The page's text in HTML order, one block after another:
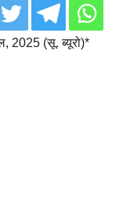
2025 (सू. ब्यूरो)*